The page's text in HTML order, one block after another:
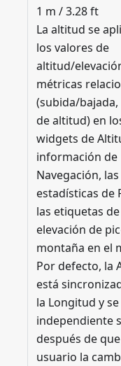
1 m / 3.28 ft
La altitud se
los valores de
altitud/
métricas
(subida/
de altitud) en
widgets de
información de
Navegación, las
estadísticas de
las etiquetas de
elevación de
montaña en el
Por defecto, la
está
la Longitud y
independiente
después de
usuario la